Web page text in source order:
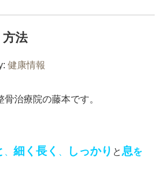
法
健康情報
治療院の藤本です。
細く長く しっかり と 息を